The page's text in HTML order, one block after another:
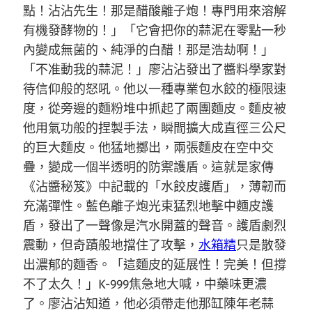
點！沾沾先生！那是醋酸離子炮！專門用來溶解
有機發酵物的！」「它會把你的蒜泥在零點一秒
內變成無菌的、純淨的白醋！那是浩劫啊！」
「不准動我的蒜泥！」廖沾沾發出了醬料學家對
待信仰般的怒吼。他以一種專業包水餃的極限速
度，從旁邊的麵粉堆中抓起了兩團麵皮。麵皮被
他用氣功般的捏製手法，瞬間擴大成直徑三公尺
的巨大麵皮。他猛地擲出，兩張麵皮在空中交
疊，變成一個半透明的防禦護盾。這就是家傳
《沾醬秘笈》中記載的「水餃皮護盾」，薄韌而
充滿彈性。藍色離子炮光束猛烈地擊中麵皮護
盾，發出了一聲像是汽水開蓋的聲音。護盾劇烈
震動，但奇蹟般地擋住了攻擊， 水箱精只是散發
出濃郁的麵香。「這麵皮的延展性！完美！但撐
不了太久！」K-999焦急地大喊，中藥味更濃
了。廖沾沾知道，他必須帶走他那缸陳年老蒜